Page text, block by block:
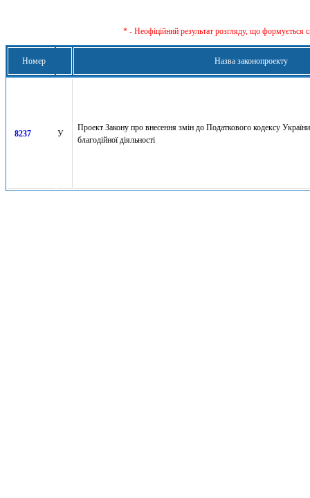
* - Неофіційний результат розгляду, що формується
Номер Назва законопроекту
8237 У
Проект Закону про внесення змін до Податкового кодексу
благодійної діяльності